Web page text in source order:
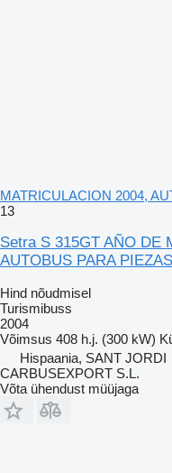
MATRICULACION 2004,
13
Setra S 315GT AÑO DE
AUTOBUS PARA PIEZAS
Hind nõudmisel
Turismibuss
2004
Võimsus 408 h.j. (300 kW)
Hispaania, SANT JORDI
CARBUSEXPORT S.L.
Võta ühendust müüjaga